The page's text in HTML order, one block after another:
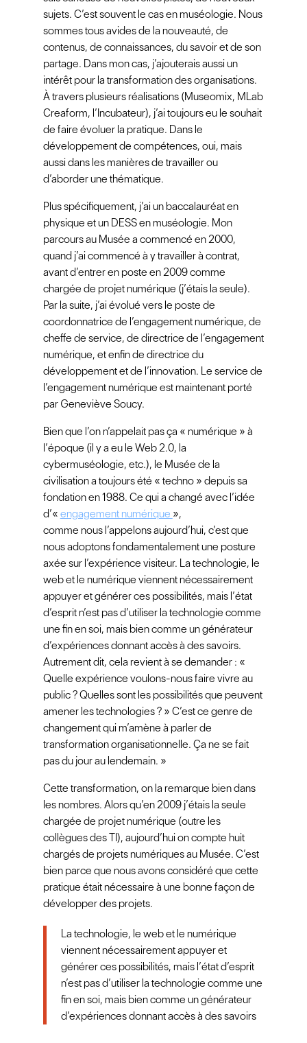
sujets. C’est souvent le cas en muséologie. Nous
sommes tous avides de la nouveauté, de
contenus, de connaissances, du savoir et de son
partage. Dans mon cas, j’ajouterais aussi un
intérêt pour la transformation des organisations.
À travers plusieurs réalisations (Museomix, MLab
Creaform, l’Incubateur), j’ai toujours eu le souhait
de faire évoluer la pratique. Dans le
développement de compétences, oui, mais
aussi dans les manières de travailler ou
d’aborder une thématique.
Plus spécifiquement, j’ai un baccalauréat en
physique et un DESS en muséologie. Mon
parcours au Musée a commencé en 2000,
quand j’ai commencé à y travailler à contrat,
avant d’entrer en poste en 2009 comme
chargée de projet numérique (j’étais la seule).
Par la suite, j’ai évolué vers le poste de
coordonnatrice de l’engagement numérique, de
cheffe de service, de directrice de l’engagement
numérique, et enfin de directrice du
développement et de l’innovation. Le service de
l’engagement numérique est maintenant porté
par Geneviève Soucy.
Bien que l’on n’appelait pas ça « numérique » à
l’époque (il y a eu le Web 2.0, la
cybermuséologie, etc.), le Musée de la
civilisation a toujours été « techno » depuis sa
fondation en 1988. Ce qui a changé avec l’idée
d’« engagement numérique »,
comme nous l’appelons aujourd’hui, c’est que
nous adoptons fondamentalement une posture
axée sur l’expérience visiteur. La technologie, le
web et le numérique viennent nécessairement
appuyer et générer ces possibilités, mais l’état
d’esprit n’est pas d’utiliser la technologie comme
une fin en soi, mais bien comme un générateur
d’expériences donnant accès à des savoirs.
Autrement dit, cela revient à se demander : «
Quelle expérience voulons-nous faire vivre au
public ? Quelles sont les possibilités que peuvent
amener les technologies ? » C’est ce genre de
changement qui m’amène à parler de
transformation organisationnelle. Ça ne se fait
pas du jour au lendemain. »
Cette transformation, on la remarque bien dans
les nombres. Alors qu’en 2009 j’étais la seule
chargée de projet numérique (outre les
collègues des TI), aujourd’hui on compte huit
chargés de projets numériques au Musée. C’est
bien parce que nous avons considéré que cette
pratique était nécessaire à une bonne façon de
développer des projets.
La technologie, le web et le numérique
viennent nécessairement appuyer et
générer ces possibilités, mais l’état d’esprit
n’est pas d’utiliser la technologie comme une
fin en soi, mais bien comme un générateur
d’expériences donnant accès à des savoirs